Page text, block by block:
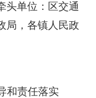
头单位：区交通
局，各镇人民政
和责任落实